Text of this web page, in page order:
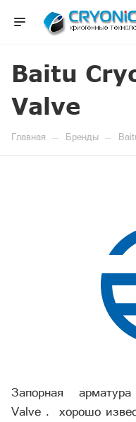
Baitu
Valve
Главная — Бренды —
Запорная
Valve . хорошо